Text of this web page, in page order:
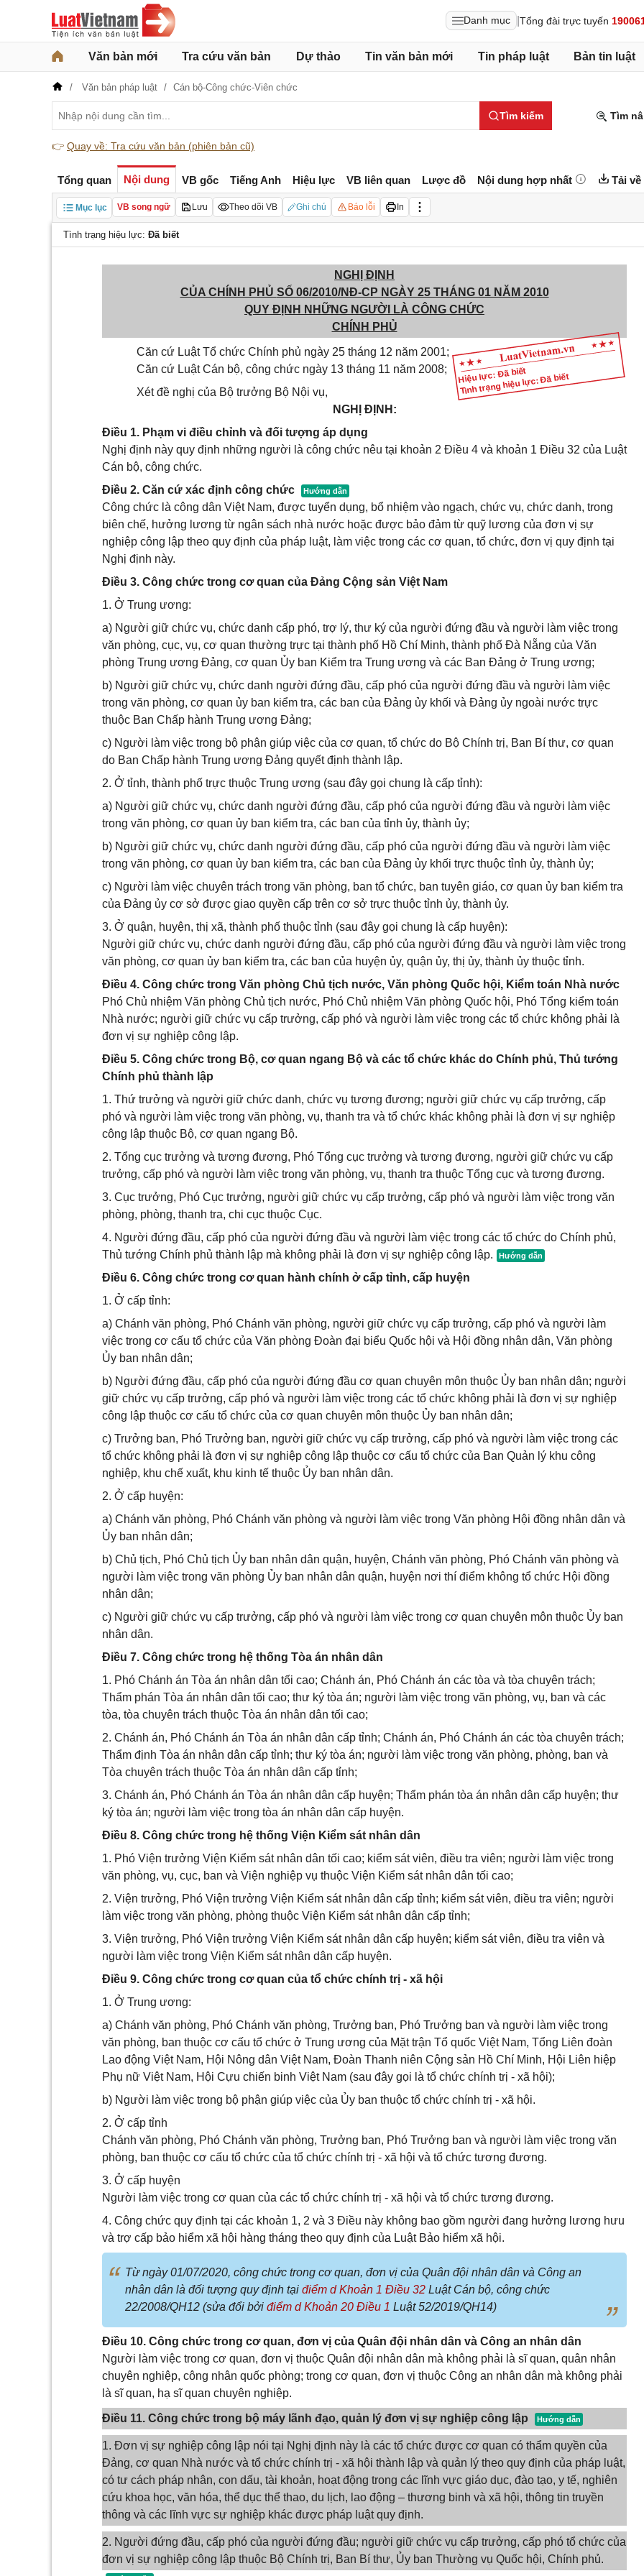
Danh mục Tổng đài trực tuyến
Văn bản mới Tra cứu văn bản Dự thảo Tin văn bản mới Tin pháp luật Bản tin luật
Văn bản pháp luật Cán bộ-Công chức-Viên chức
Tìm kiếm Tìm
👉 Quay về: Tra cứu văn bản (phiên bản cũ)
Tổng quan Nội dung VB gốc Tiếng Anh Hiệu lực VB liên quan Lược đồ Nội dung hợp nhất Tải về
Mục lục VB song ngữ Lưu Theo dõi VB Ghi chú Báo lỗi In
Tình trạng hiệu lực: Đã biết
Hiệu lực: Đã biết
Tình trạng hiệu lực: Đã biết
NGHỊ ĐỊNH
CỦA CHÍNH PHỦ SỐ 06/2010/NĐ-CP NGÀY 25 THÁNG 01 NĂM 2010
QUY ĐỊNH NHỮNG NGƯỜI LÀ CÔNG CHỨC
CHÍNH PHỦ
Căn cứ Luật Tổ chức Chính phủ ngày 25 tháng 12 năm 2001;
Căn cứ Luật Cán bộ, công chức ngày 13 tháng 11 năm 2008;
Xét đề nghị của Bộ trưởng Bộ Nội vụ,
NGHỊ ĐỊNH:
Điều 1. Phạm vi điều chỉnh và đối tượng áp dụng
Nghị định này quy định những người là công chức nêu tại khoản 2 Điều 4 và khoản 1 Điều 32 của Luật
Cán bộ, công chức.
Điều 2. Căn cứ xác định công chức
Công chức là công dân Việt Nam, được tuyển dụng, bổ nhiệm vào ngạch, chức vụ, chức danh, trong
biên chế, hưởng lương từ ngân sách nhà nước hoặc được bảo đảm từ quỹ lương của đơn vị sự
nghiệp công lập theo quy định của pháp luật, làm việc trong các cơ quan, tổ chức, đơn vị quy định tại
Nghị định này.
Điều 3. Công chức trong cơ quan của Đảng Cộng sản Việt Nam
1. Ở Trung ương:
a) Người giữ chức vụ, chức danh cấp phó, trợ lý, thư ký của người đứng đầu và người làm việc trong
văn phòng, cục, vụ, cơ quan thường trực tại thành phố Hồ Chí Minh, thành phố Đà Nẵng của Văn
phòng Trung ương Đảng, cơ quan Ủy ban Kiểm tra Trung ương và các Ban Đảng ở Trung ương;
b) Người giữ chức vụ, chức danh người đứng đầu, cấp phó của người đứng đầu và người làm việc
trong văn phòng, cơ quan ủy ban kiểm tra, các ban của Đảng ủy khối và Đảng ủy ngoài nước trực
thuộc Ban Chấp hành Trung ương Đảng;
c) Người làm việc trong bộ phận giúp việc của cơ quan, tổ chức do Bộ Chính trị, Ban Bí thư, cơ quan
do Ban Chấp hành Trung ương Đảng quyết định thành lập.
2. Ở tỉnh, thành phố trực thuộc Trung ương (sau đây gọi chung là cấp tỉnh):
a) Người giữ chức vụ, chức danh người đứng đầu, cấp phó của người đứng đầu và người làm việc
trong văn phòng, cơ quan ủy ban kiểm tra, các ban của tỉnh ủy, thành ủy;
b) Người giữ chức vụ, chức danh người đứng đầu, cấp phó của người đứng đầu và người làm việc
trong văn phòng, cơ quan ủy ban kiểm tra, các ban của Đảng ủy khối trực thuộc tỉnh ủy, thành ủy;
c) Người làm việc chuyên trách trong văn phòng, ban tổ chức, ban tuyên giáo, cơ quan ủy ban kiểm tra
của Đảng ủy cơ sở được giao quyền cấp trên cơ sở trực thuộc tỉnh ủy, thành ủy.
3. Ở quận, huyện, thị xã, thành phố thuộc tỉnh (sau đây gọi chung là cấp huyện):
Người giữ chức vụ, chức danh người đứng đầu, cấp phó của người đứng đầu và người làm việc trong
văn phòng, cơ quan ủy ban kiểm tra, các ban của huyện ủy, quận ủy, thị ủy, thành ủy thuộc tỉnh.
Điều 4. Công chức trong Văn phòng Chủ tịch nước, Văn phòng Quốc hội, Kiểm toán Nhà nước
Phó Chủ nhiệm Văn phòng Chủ tịch nước, Phó Chủ nhiệm Văn phòng Quốc hội, Phó Tổng kiểm toán
Nhà nước; người giữ chức vụ cấp trưởng, cấp phó và người làm việc trong các tổ chức không phải là
đơn vị sự nghiệp công lập.
Điều 5. Công chức trong Bộ, cơ quan ngang Bộ và các tổ chức khác do Chính phủ, Thủ tướng
Chính phủ thành lập
1. Thứ trưởng và người giữ chức danh, chức vụ tương đương; người giữ chức vụ cấp trưởng, cấp
phó và người làm việc trong văn phòng, vụ, thanh tra và tổ chức khác không phải là đơn vị sự nghiệp
công lập thuộc Bộ, cơ quan ngang Bộ.
2. Tổng cục trưởng và tương đương, Phó Tổng cục trưởng và tương đương, người giữ chức vụ cấp
trưởng, cấp phó và người làm việc trong văn phòng, vụ, thanh tra thuộc Tổng cục và tương đương.
3. Cục trưởng, Phó Cục trưởng, người giữ chức vụ cấp trưởng, cấp phó và người làm việc trong văn
phòng, phòng, thanh tra, chi cục thuộc Cục.
4. Người đứng đầu, cấp phó của người đứng đầu và người làm việc trong các tổ chức do Chính phủ,
Thủ tướng Chính phủ thành lập mà không phải là đơn vị sự nghiệp công lập.
Điều 6. Công chức trong cơ quan hành chính ở cấp tỉnh, cấp huyện
1. Ở cấp tỉnh:
a) Chánh văn phòng, Phó Chánh văn phòng, người giữ chức vụ cấp trưởng, cấp phó và người làm
việc trong cơ cấu tổ chức của Văn phòng Đoàn đại biểu Quốc hội và Hội đồng nhân dân, Văn phòng
Ủy ban nhân dân;
b) Người đứng đầu, cấp phó của người đứng đầu cơ quan chuyên môn thuộc Ủy ban nhân dân; người
giữ chức vụ cấp trưởng, cấp phó và người làm việc trong các tổ chức không phải là đơn vị sự nghiệp
công lập thuộc cơ cấu tổ chức của cơ quan chuyên môn thuộc Ủy ban nhân dân;
c) Trưởng ban, Phó Trưởng ban, người giữ chức vụ cấp trưởng, cấp phó và người làm việc trong các
tổ chức không phải là đơn vị sự nghiệp công lập thuộc cơ cấu tổ chức của Ban Quản lý khu công
nghiệp, khu chế xuất, khu kinh tế thuộc Ủy ban nhân dân.
2. Ở cấp huyện:
a) Chánh văn phòng, Phó Chánh văn phòng và người làm việc trong Văn phòng Hội đồng nhân dân và
Ủy ban nhân dân;
b) Chủ tịch, Phó Chủ tịch Ủy ban nhân dân quận, huyện, Chánh văn phòng, Phó Chánh văn phòng và
người làm việc trong văn phòng Ủy ban nhân dân quận, huyện nơi thí điểm không tổ chức Hội đồng
nhân dân;
c) Người giữ chức vụ cấp trưởng, cấp phó và người làm việc trong cơ quan chuyên môn thuộc Ủy ban
nhân dân.
Điều 7. Công chức trong hệ thống Tòa án nhân dân
1. Phó Chánh án Tòa án nhân dân tối cao; Chánh án, Phó Chánh án các tòa và tòa chuyên trách;
Thẩm phán Tòa án nhân dân tối cao; thư ký tòa án; người làm việc trong văn phòng, vụ, ban và các
tòa, tòa chuyên trách thuộc Tòa án nhân dân tối cao;
2. Chánh án, Phó Chánh án Tòa án nhân dân cấp tỉnh; Chánh án, Phó Chánh án các tòa chuyên trách;
Thẩm định Tòa án nhân dân cấp tỉnh; thư ký tòa án; người làm việc trong văn phòng, phòng, ban và
Tòa chuyên trách thuộc Tòa án nhân dân cấp tỉnh;
3. Chánh án, Phó Chánh án Tòa án nhân dân cấp huyện; Thẩm phán tòa án nhân dân cấp huyện; thư
ký tòa án; người làm việc trong tòa án nhân dân cấp huyện.
Điều 8. Công chức trong hệ thống Viện Kiểm sát nhân dân
1. Phó Viện trưởng Viện Kiểm sát nhân dân tối cao; kiểm sát viên, điều tra viên; người làm việc trong
văn phòng, vụ, cục, ban và Viện nghiệp vụ thuộc Viện Kiểm sát nhân dân tối cao;
2. Viện trưởng, Phó Viện trưởng Viện Kiểm sát nhân dân cấp tỉnh; kiểm sát viên, điều tra viên; người
làm việc trong văn phòng, phòng thuộc Viện Kiểm sát nhân dân cấp tỉnh;
3. Viện trưởng, Phó Viện trưởng Viện Kiểm sát nhân dân cấp huyện; kiểm sát viên, điều tra viên và
người làm việc trong Viện Kiểm sát nhân dân cấp huyện.
Điều 9. Công chức trong cơ quan của tổ chức chính trị - xã hội
1. Ở Trung ương:
a) Chánh văn phòng, Phó Chánh văn phòng, Trưởng ban, Phó Trưởng ban và người làm việc trong
văn phòng, ban thuộc cơ cấu tổ chức ở Trung ương của Mặt trận Tổ quốc Việt Nam, Tổng Liên đoàn
Lao động Việt Nam, Hội Nông dân Việt Nam, Đoàn Thanh niên Cộng sản Hồ Chí Minh, Hội Liên hiệp
Phụ nữ Việt Nam, Hội Cựu chiến binh Việt Nam (sau đây gọi là tổ chức chính trị - xã hội);
b) Người làm việc trong bộ phận giúp việc của Ủy ban thuộc tổ chức chính trị - xã hội.
2. Ở cấp tỉnh
Chánh văn phòng, Phó Chánh văn phòng, Trưởng ban, Phó Trưởng ban và người làm việc trong văn
phòng, ban thuộc cơ cấu tổ chức của tổ chức chính trị - xã hội và tổ chức tương đương.
3. Ở cấp huyện
Người làm việc trong cơ quan của các tổ chức chính trị - xã hội và tổ chức tương đương.
4. Công chức quy định tại các khoản 1, 2 và 3 Điều này không bao gồm người đang hưởng lương hưu
và trợ cấp bảo hiểm xã hội hàng tháng theo quy định của Luật Bảo hiểm xã hội.
Từ ngày 01/07/2020, công chức trong cơ quan, đơn vị của Quân đội nhân dân và Công an
nhân dân là đối tượng quy định tại điểm d Khoản 1 Điều 32 Luật Cán bộ, công chức
22/2008/QH12 (sửa đổi bởi điểm d Khoản 20 Điều 1 Luật 52/2019/QH14)
Điều 10. Công chức trong cơ quan, đơn vị của Quân đội nhân dân và Công an nhân dân
Người làm việc trong cơ quan, đơn vị thuộc Quân đội nhân dân mà không phải là sĩ quan, quân nhân
chuyên nghiệp, công nhân quốc phòng; trong cơ quan, đơn vị thuộc Công an nhân dân mà không phải
là sĩ quan, hạ sĩ quan chuyên nghiệp.
Điều 11. Công chức trong bộ máy lãnh đạo, quản lý đơn vị sự nghiệp công lập
1. Đơn vị sự nghiệp công lập nói tại Nghị định này là các tổ chức được cơ quan có thẩm quyền của
Đảng, cơ quan Nhà nước và tổ chức chính trị - xã hội thành lập và quản lý theo quy định của pháp luật,
có tư cách pháp nhân, con dấu, tài khoản, hoạt động trong các lĩnh vực giáo dục, đào tạo, y tế, nghiên
cứu khoa học, văn hóa, thể dục thể thao, du lịch, lao động – thương binh và xã hội, thông tin truyền
thông và các lĩnh vực sự nghiệp khác được pháp luật quy định.
2. Người đứng đầu, cấp phó của người đứng đầu; người giữ chức vụ cấp trưởng, cấp phó tổ chức của
đơn vị sự nghiệp công lập thuộc Bộ Chính trị, Ban Bí thư, Ủy ban Thường vụ Quốc hội, Chính phủ.